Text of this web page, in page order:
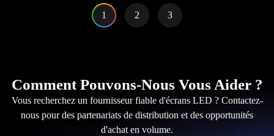
1 2 3
Comment Pouvons-Nous Vous Aider ?
Vous recherchez un fournisseur fiable d'écrans LED ? Contactez-
nous pour des partenariats de distribution et des opportunités
d'achat en volume.